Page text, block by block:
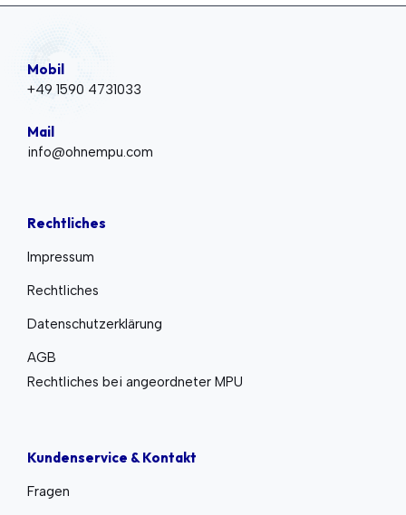
Mobil
+49 1590 4731033
Mail
info@ohnempu.com
Rechtliches
Impressum
Rechtliches
Datenschutzerklärung
AGB
Rechtliches bei angeordneter MPU
Kundenservice & Kontakt
Fragen